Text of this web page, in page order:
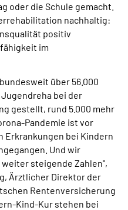
oder die Schule gemacht.
nachhaltig:
positiv
im
über 56.000
bei der
gestellt, rund 5.000 mehr
Pandemie ist vor
Erkrankungen bei Kindern
Und wir
steigende Zahlen",
Ärztlicher Direktor der
Rentenversicherung
Kind-Kur stehen bei